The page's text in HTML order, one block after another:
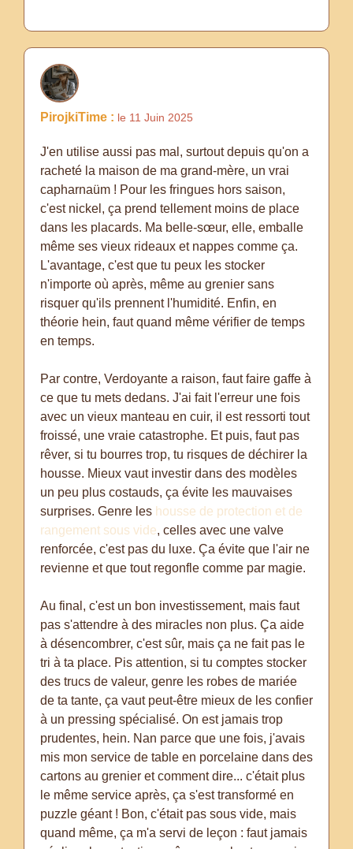
PirojkiTime : le 11 Juin 2025
J'en utilise aussi pas mal, surtout depuis qu'on a
racheté la maison de ma grand-mère, un vrai
capharnaüm ! Pour les fringues hors saison,
c'est nickel, ça prend tellement moins de place
dans les placards. Ma belle-sœur, elle, emballe
même ses vieux rideaux et nappes comme ça.
L'avantage, c'est que tu peux les stocker
n'importe où après, même au grenier sans
risquer qu'ils prennent l'humidité. Enfin, en
théorie hein, faut quand même vérifier de temps
en temps.
Par contre, Verdoyante a raison, faut faire gaffe à
ce que tu mets dedans. J'ai fait l'erreur une fois
avec un vieux manteau en cuir, il est ressorti tout
froissé, une vraie catastrophe. Et puis, faut pas
rêver, si tu bourres trop, tu risques de déchirer la
housse. Mieux vaut investir dans des modèles
un peu plus costauds, ça évite les mauvaises
surprises. Genre les housse de protection et de
rangement sous vide, celles avec une valve
renforcée, c'est pas du luxe. Ça évite que l'air ne
revienne et que tout regonfle comme par magie.
Au final, c'est un bon investissement, mais faut
pas s'attendre à des miracles non plus. Ça aide
à désencombrer, c'est sûr, mais ça ne fait pas le
tri à ta place. Pis attention, si tu comptes stocker
des trucs de valeur, genre les robes de mariée
de ta tante, ça vaut peut-être mieux de les confier
à un pressing spécialisé. On est jamais trop
prudentes, hein. Nan parce que une fois, j'avais
mis mon service de table en porcelaine dans des
cartons au grenier et comment dire... c'était plus
le même service après, ça s'est transformé en
puzzle géant ! Bon, c'était pas sous vide, mais
quand même, ça m'a servi de leçon : faut jamais